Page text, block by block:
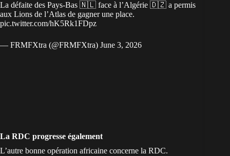
La défaite des Pays-Bas 🇳🇱 face à l’Algérie 🇩🇿 a permis
aux Lions de l’Atlas de gagner une place.
pic.twitter.com/hK5Rk1FDpz
— FRMFXtra (@FRMFXtra) June 3, 2026
La RDC progresse également
L’autre bonne opération africaine concerne la RDC.